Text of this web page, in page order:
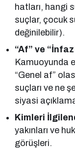
hatları, hangi
suçlar, çocuk
değinilebilir).
“Af” ve
Kamuoyunda
“Genel af”
suçları ve ne
siyasi
Kimleri
yakınları ve
görüşleri.